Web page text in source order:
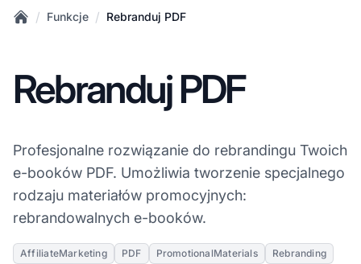
/ Funkcje / Rebranduj PDF
Rebranduj PDF
Profesjonalne rozwiązanie do rebrandingu Twoich
e-booków PDF. Umożliwia tworzenie specjalnego
rodzaju materiałów promocyjnych:
rebrandowalnych e-booków.
AffiliateMarketing PDF PromotionalMaterials
Rebranding